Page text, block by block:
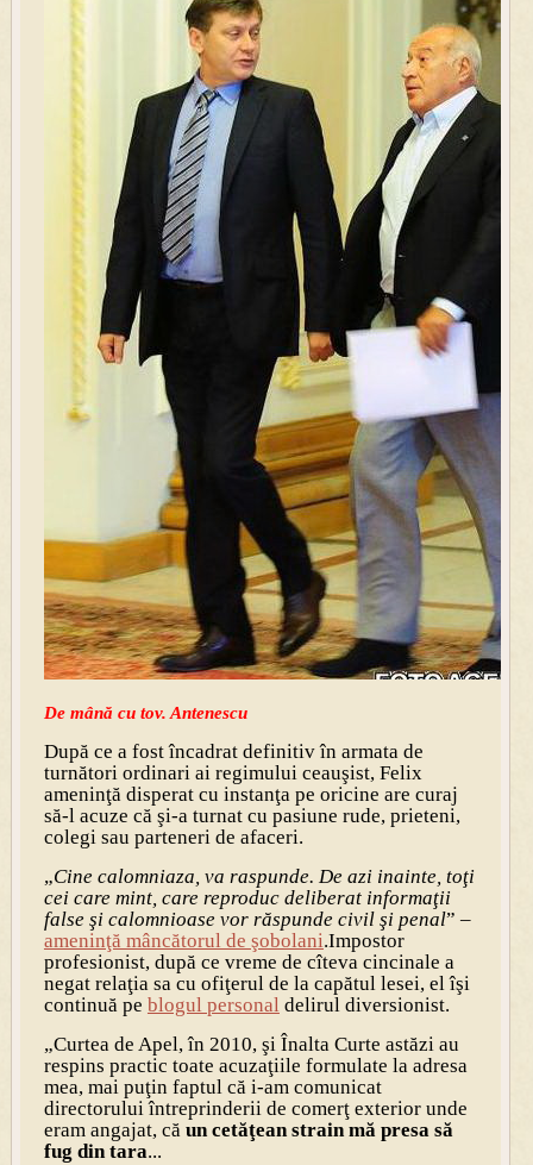
De mână cu tov. Antenescu
După ce a fost încadrat definitiv în armata de
turnători ordinari ai regimului ceauşist, Felix
ameninţă disperat cu instanţa pe oricine are curaj
să-l acuze că şi-a turnat cu pasiune rude, prieteni,
colegi sau parteneri de afaceri.
„Cine calomniaza, va raspunde. De azi inainte, toţi
cei care mint, care reproduc deliberat informaţii
false şi calomnioase vor răspunde civil şi penal” –
ameninţă mâncătorul de şobolani.Impostor
profesionist, după ce vreme de cîteva cincinale a
negat relaţia sa cu ofiţerul de la capătul lesei, el îşi
continuă pe blogul personaldelirul diversionist.
„Curtea de Apel, în 2010, şi Înalta Curte astăzi au
respins practic toate acuzaţiile formulate la adresa
mea, mai puţin faptul că i-am comunicat
directorului întreprinderii de comerţ exterior unde
eram angajat, că un cetăţean strain mă presa să
fug din tara...